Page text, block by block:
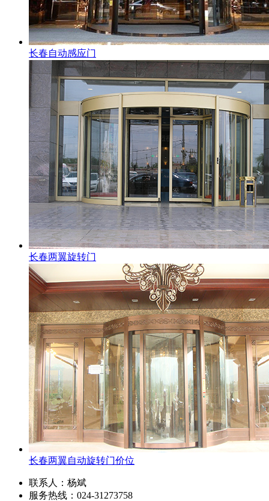
长春自动感应门
长春两翼旋转门
长春两翼自动旋转门价位
联系人：杨斌
服务热线：024-31273758